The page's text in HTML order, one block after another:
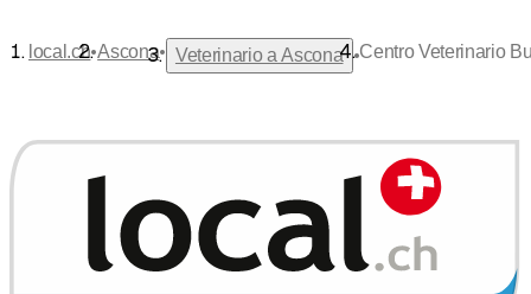
local.ch•Ascona• Veterinario a Ascona •Centro Veterinario